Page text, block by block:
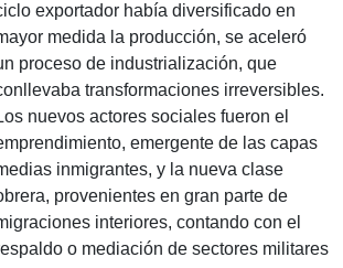
exportador había diversificado en
medida la producción, se aceleró
proceso de industrialización, que
transformaciones irreversibles.
nuevos actores sociales fueron el
emergente de las capas
inmigrantes, y la nueva clase
provenientes en gran parte de
interiores, contando con el
o mediación de sectores militares